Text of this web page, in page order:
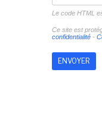
Le code HTML
Ce site est
confidentialité-